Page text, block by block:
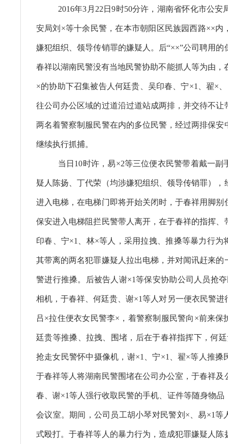
2016年3月22日9时50分许，湖南省怀化市公安
安局刘×等十余民警，在本市朝阳区民族园西路××内
嫌犯组织、领导传销罪的嫌疑人。后“××”公司聘用的
春祥以湖南民警没有当地民警协助不能抓人等为由，
×的协助下召集被告人何廷贵、吴印春、宁×1、翟×
往公司办公区域的过道沿过道站成两排，并交待不让
两名着警察制服民警在内的多位民警，经过两排保安
继续执行抓捕。
当日10时许，易×2等三位便衣民警带着戴一副
疑人陈扬、丁代荣（均涉嫌犯组织、领导传销罪），
进入电梯，在电梯门即将开始关闭时，于春祥用脚别
保安进入电梯阻拦民警带人离开，在于春祥的指挥、
印春、宁×1、林×等人，采用拉拽、推搡等暴力行为
其带离的两名犯罪嫌疑人拉出电梯，并对闻讯赶来的
警进行推搡。后被告人谢×1等保安协助公司人员抢
相机，于春祥、何廷贵、谢×1等人对另一便衣民警进
吕×拉住便衣女民警李×，着警察制服民警向×前来保
廷贵等推搡、拉拽、围堵，后在于春祥指挥下，何
抢走女民警怀中摄像机，谢×1、宁×1、翟×等人推搡
于春祥等人将湖南民警围堵在公司办公室，于春祥及
春、谢×1等人强行收取民警的手机、证件等随身物品
会议室。期间，公司员工胡小琴对民警刘×、易×1等
式殴打。于春祥等人的暴力行为，造成犯罪嫌疑人陈